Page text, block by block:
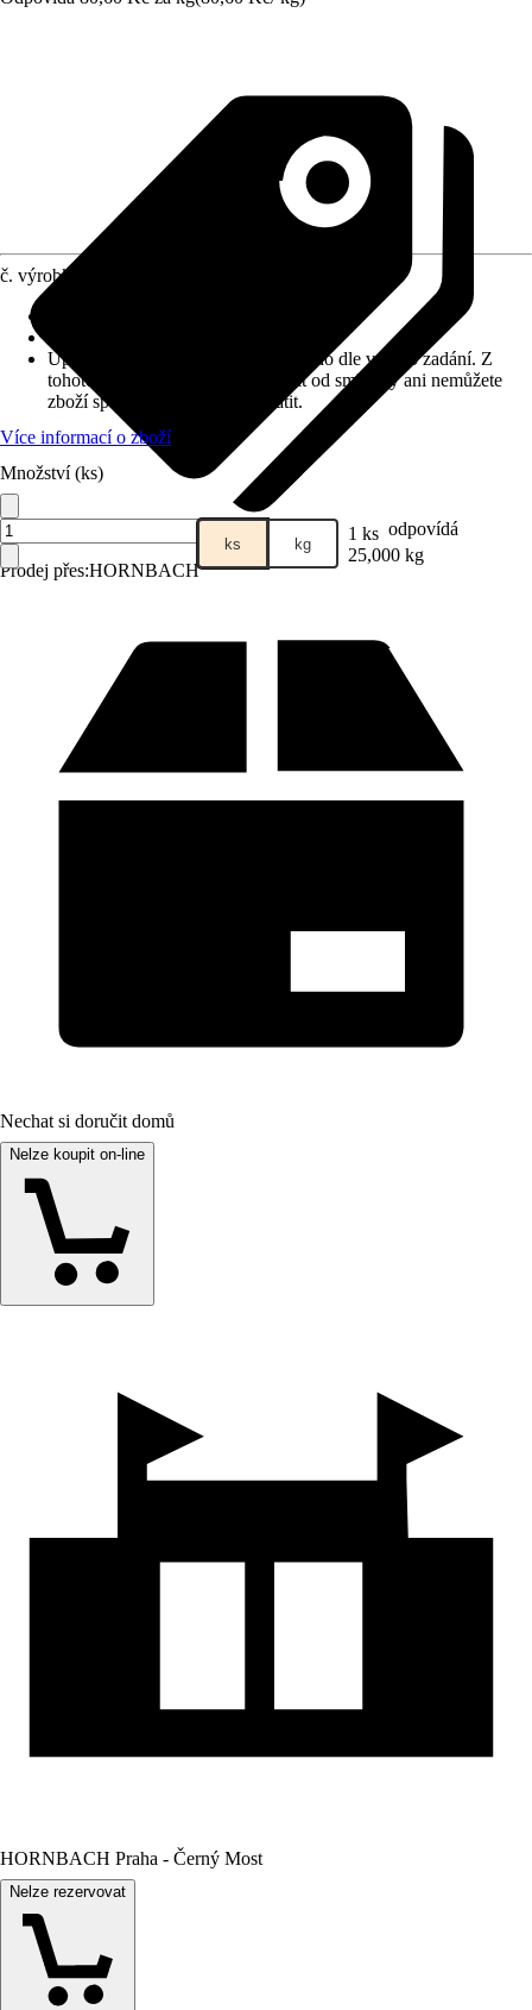
Prodej přes:HORNBACH
č. výrobku
Upozornění: toto zboží bylo vyrobeno dle vašeho zadání. Z
tohoto důvodu nemůžete odstoupit od smlouvy ani nemůžete
zboží společnosti Hornbach vrátit.
Více informací o zboží
Množství (ks)
ks kg 1 ks odpovídá
25,000 kg
Nechat si doručit domů
Nelze koupit on-line
HORNBACH Praha - Černý Most
Nelze rezervovat